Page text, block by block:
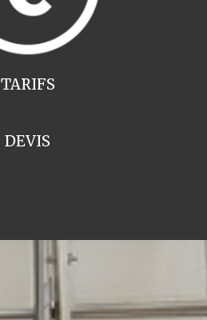
TARIFS
DEVIS